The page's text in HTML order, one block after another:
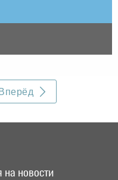
Вперёд
на новости